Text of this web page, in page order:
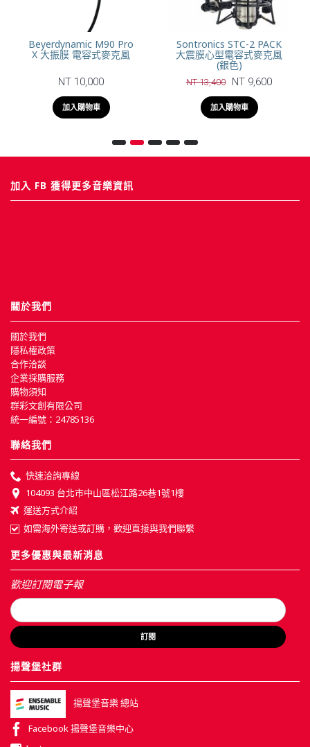
Beyerdynamic M90 Pro
X 大振膜 電容式麥克風
NT 10,000
加入購物車
Sontronics STC-2 PACK
大震膜心型電容式麥克風
(銀色)
NT 13,400 NT 9,600
加入購物車
加入 FB 獲得更多音樂資訊
關於我們
關於我們
隱私權政策
合作洽談
企業採購服務
購物須知
群彩文創有限公司
統一編號：24785136
聯絡我們
快速洽詢專線
104093 台北市中山區松江路26巷1號1樓
運送方式介紹
如需海外寄送或訂購，歡迎直接與我們聯繫
更多優惠與最新消息
歡迎訂閱電子報
訂閱
揚聲堡社群
揚聲堡音樂 總站
Facebook 揚聲堡音樂中心